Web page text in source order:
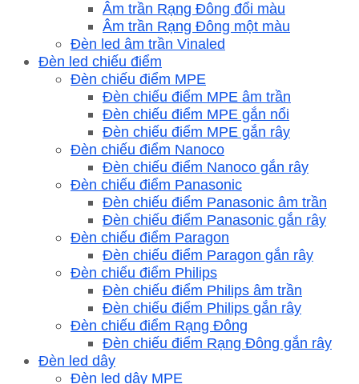
Âm trần Rạng Đông đổi màu
Âm trần Rạng Đông một màu
Đèn led âm trần Vinaled
Đèn led chiếu điểm
Đèn chiếu điểm MPE
Đèn chiếu điểm MPE âm trần
Đèn chiếu điểm MPE gắn nổi
Đèn chiếu điểm MPE gắn rây
Đèn chiếu điểm Nanoco
Đèn chiếu điểm Nanoco gắn rây
Đèn chiếu điểm Panasonic
Đèn chiếu điểm Panasonic âm trần
Đèn chiếu điểm Panasonic gắn rây
Đèn chiếu điểm Paragon
Đèn chiếu điểm Paragon gắn rây
Đèn chiếu điểm Philips
Đèn chiếu điểm Philips âm trần
Đèn chiếu điểm Philips gắn rây
Đèn chiếu điểm Rạng Đông
Đèn chiếu điểm Rạng Đông gắn rây
Đèn led dây
Đèn led dây MPE